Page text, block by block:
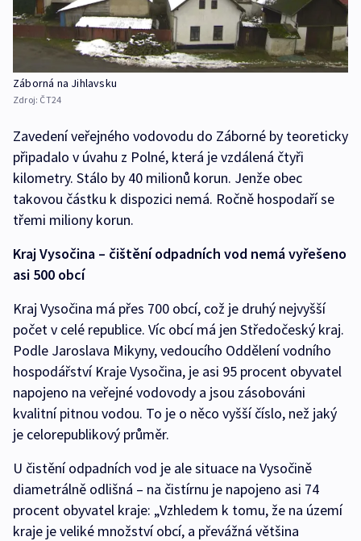
Záborná na Jihlavsku
Zdroj: ČT24
Zavedení veřejného vodovodu do Záborné by teoreticky
připadalo v úvahu z Polné, která je vzdálená čtyři
kilometry. Stálo by 40 milionů korun. Jenže obec
takovou částku k dispozici nemá. Ročně hospodaří se
třemi miliony korun.
Kraj Vysočina – čištění odpadních vod nemá vyřešeno
asi 500 obcí
Kraj Vysočina má přes 700 obcí, což je druhý nejvyšší
počet v celé republice. Víc obcí má jen Středočeský kraj.
Podle Jaroslava Mikyny, vedoucího Oddělení vodního
hospodářství Kraje Vysočina, je asi 95 procent obyvatel
napojeno na veřejné vodovody a jsou zásobováni
kvalitní pitnou vodou. To je o něco vyšší číslo, než jaký
je celorepublikový průměr.
U čistění odpadních vod je ale situace na Vysočině
diametrálně odlišná – na čistírnu je napojeno asi 74
procent obyvatel kraje: „Vzhledem k tomu, že na území
kraje je veliké množství obcí, a převážná většina